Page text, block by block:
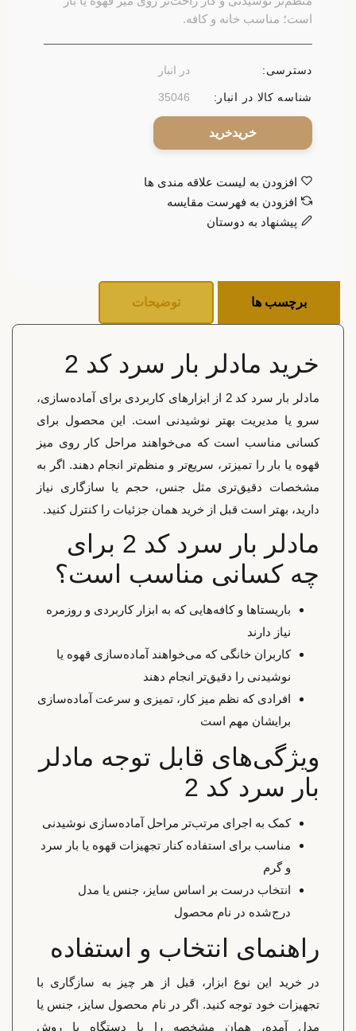
است؛ مناسب خانه و کافه.
دسترسی: در انبار
شناسه کالا در انبار: 35046
خرید
افزودن به لیست علاقه مندی ها
افزودن به فهرست مقایسه
پیشنهاد به دوستان
توضیحات برچسب ها
خرید مادلر بار سرد کد 2
مادلر بار سرد کد 2 از ابزارهای کاربردی برای آماده‌سازی،
سرو یا مدیریت بهتر نوشیدنی است. این محصول برای
کسانی مناسب است که می‌خواهند مراحل کار روی میز
قهوه یا بار را تمیزتر، سریع‌تر و منظم‌تر انجام دهند. اگر به
مشخصات دقیق‌تری مثل جنس، حجم یا سازگاری نیاز
دارید، بهتر است قبل از خرید همان جزئیات را کنترل کنید.
مادلر بار سرد کد 2 برای
چه کسانی مناسب است؟
باریستاها و کافه‌هایی که به ابزار کاربردی و روزمره
نیاز دارند
کاربران خانگی که می‌خواهند آماده‌سازی قهوه یا
نوشیدنی را دقیق‌تر انجام دهند
افرادی که نظم میز کار، تمیزی و سرعت آماده‌سازی
برایشان مهم است
ویژگی‌های قابل توجه مادلر
بار سرد کد 2
کمک به اجرای مرتب‌تر مراحل آماده‌سازی نوشیدنی
مناسب برای استفاده کنار تجهیزات قهوه یا بار سرد
و گرم
انتخاب درست بر اساس سایز، جنس یا مدل
درج‌شده در نام محصول
راهنمای انتخاب و استفاده
در خرید این نوع ابزار، قبل از هر چیز به سازگاری با
تجهیزات خود توجه کنید. اگر در نام محصول سایز، جنس یا
مدل آمده، همان مشخصه را با دستگاه یا روش